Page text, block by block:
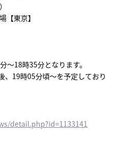
【東京】
～18時35分となります。
、19時05分頃～を予定しており
detail.php?id=1133141